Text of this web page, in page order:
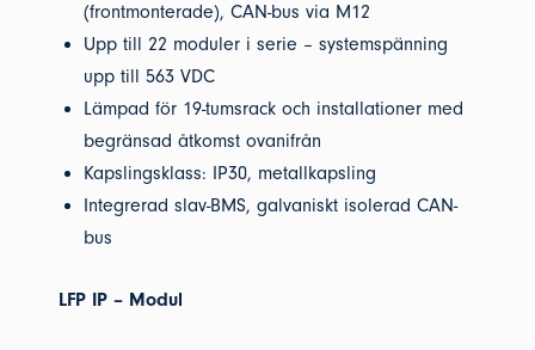
(frontmonterade), CAN-bus via M12
Upp till 22 moduler i serie – systemspänning
upp till 563 VDC
Lämpad för 19-tumsrack och installationer med
begränsad åtkomst ovanifrån
Kapslingsklass: IP30, metallkapsling
Integrerad slav-BMS, galvaniskt isolerad CAN-
bus
LFP IP – Modul